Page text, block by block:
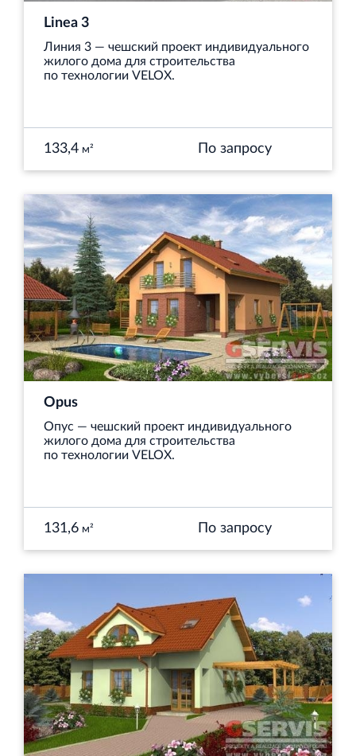
Linea 3
Линия 3 — чешский проект индивидуального
жилого дома для строительства
по технологии VELOX.
133,4 м² По запросу
Opus
Опус — чешский проект индивидуального
жилого дома для строительства
по технологии VELOX.
131,6 м² По запросу